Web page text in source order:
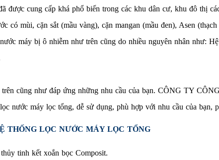
được cung cấp khá phổ biến trong các khu dân cư, khu đô thị
có mùi, cặn sắt (mầu vàng), cặn mangan (mầu đen), Asen
máy bị ô nhiễm như trên cũng do nhiều nguyên nhân như:
cũng như­ đáp ứng những nhu cầu của bạn. CÔNG TY
nước máy lọc tổng, dễ sử dụng, phù hợp với nhu cầu của bạn,
THỐNG LỌC NƯỚC MÁY LỌC TỔNG
tinh kết xoắn bọc Composit.